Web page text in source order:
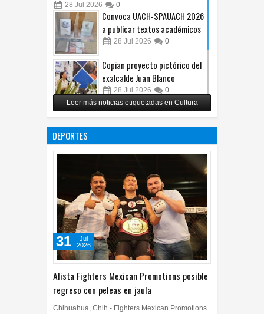
28 Jul 2026 0
Convoca UACH-SPAUACH 2026
a publicar textos académicos
28 Jul 2026 0
Copian proyecto pictórico del
exalcalde Juan Blanco
28 Jul 2026 0
Impulsa UPCH creatividad y
lectura con taller de mini
27 Jul 2026 0
Leer más noticias etiquetadas en Cultura
DEPORTES
Alista Fighters Mexican Promotions posible
regreso con peleas en jaula
31
Jul
2026
Chihuahua, Chih.- Fighters Mexican Promotions